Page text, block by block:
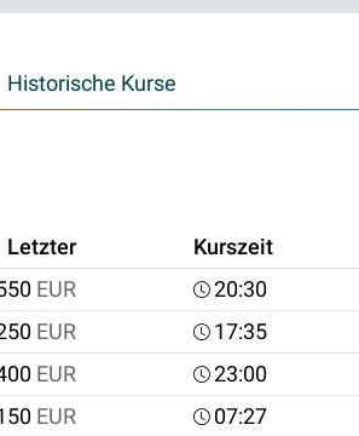
Historische Kurse
Letzter Kurszeit
EUR 20:30
EUR 17:35
EUR
23:00
EUR
07:27